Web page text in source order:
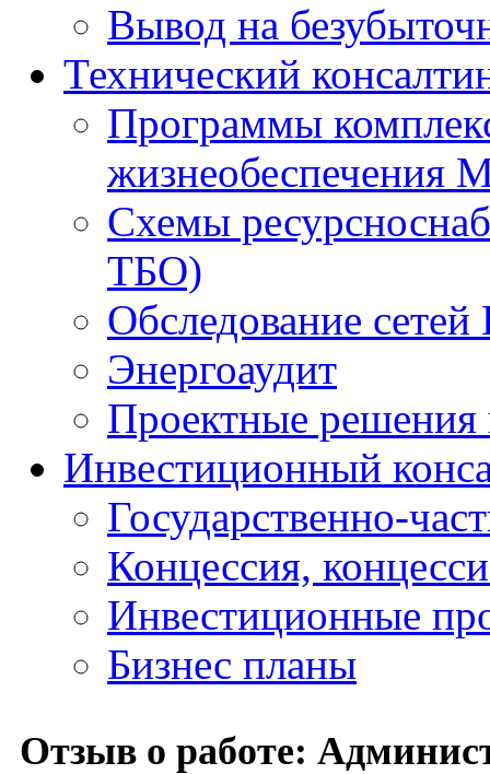
Вывод на
Технический
Программы
жизнеобеспечения
Схемы
ТБО)
Обследование
Энергоаудит
Проектные решения
Инвестиционный
Государственно-
Концессия,
Инвестиционные
Бизнес планы
Отзыв о работе: